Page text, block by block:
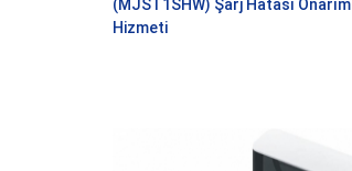
(MJST1SHW) Şarj Hatası Onarım
Hizmeti